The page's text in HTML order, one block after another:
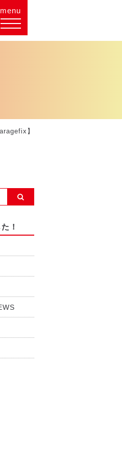
menu
】
！